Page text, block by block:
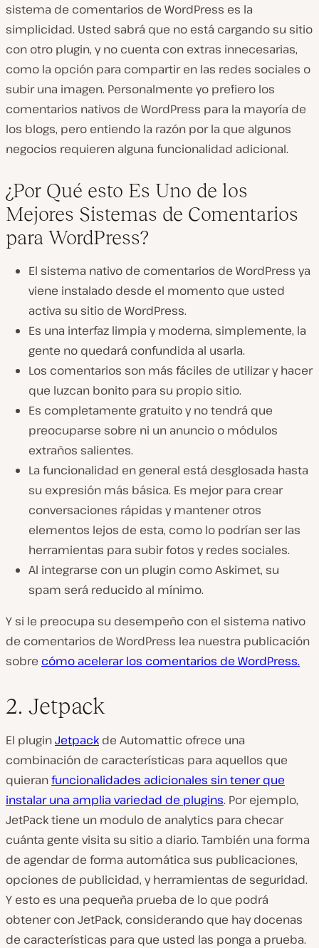
sistema de comentarios de WordPress es la
simplicidad. Usted sabrá que no está cargando su sitio
con otro plugin, y no cuenta con extras innecesarias,
como la opción para compartir en las redes sociales o
subir una imagen. Personalmente yo prefiero los
comentarios nativos de WordPress para la mayoría de
los blogs, pero entiendo la razón por la que algunos
negocios requieren alguna funcionalidad adicional.
¿Por Qué esto Es Uno de los
Mejores Sistemas de Comentarios
para WordPress?
El sistema nativo de comentarios de WordPress ya
viene instalado desde el momento que usted
activa su sitio de WordPress.
Es una interfaz limpia y moderna, simplemente, la
gente no quedará confundida al usarla.
Los comentarios son más fáciles de utilizar y hacer
que luzcan bonito para su propio sitio.
Es completamente gratuito y no tendrá que
preocuparse sobre ni un anuncio o módulos
extraños salientes.
La funcionalidad en general está desglosada hasta
su expresión más básica. Es mejor para crear
conversaciones rápidas y mantener otros
elementos lejos de esta, como lo podrían ser las
herramientas para subir fotos y redes sociales.
Al integrarse con un plugin como Askimet, su
spam será reducido al mínimo.
Y si le preocupa su desempeño con el sistema nativo
de comentarios de WordPress lea nuestra publicación
sobre cómo acelerar los comentarios de WordPress.
2. Jetpack
El pluginJetpack de Automattic ofrece una
combinación de características para aquellos que
quieranfuncionalidades adicionales sin tener que
instalar una amplia variedad de plugins. Por ejemplo,
JetPack tiene un modulo de analytics para checar
cuánta gente visita su sitio a diario. También una forma
de agendar de forma automática sus publicaciones,
opciones de publicidad, y herramientas de seguridad.
Y esto es una pequeña prueba de lo que podrá
obtener con JetPack, considerando que hay docenas
de características para que usted las ponga a prueba.